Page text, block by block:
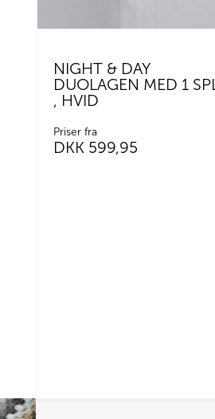
NIGHT & DAY
DUOLAGEN MED 1
, HVID
Priser fra
DKK 599,95